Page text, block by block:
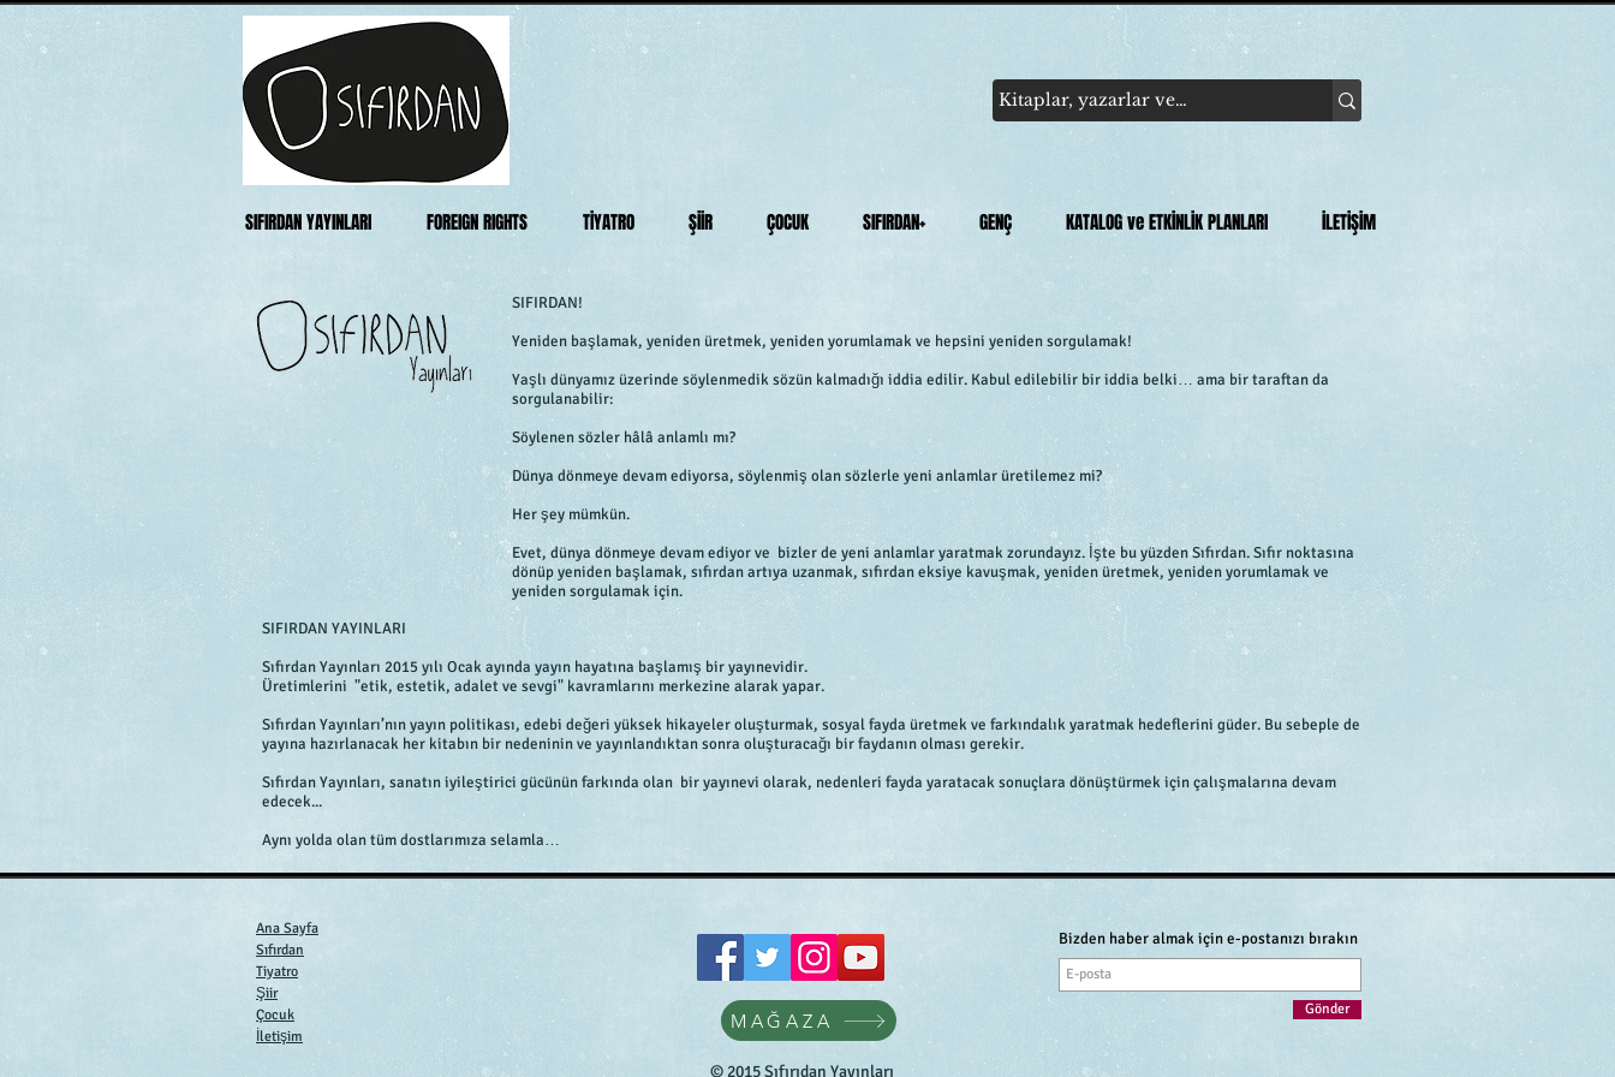
SIFIRDAN YAYINLARI FOREIGN RIGHTS TİYATRO ŞİİR ÇOCUK SIFIRDAN+ GENÇ KATALOG ve ETKİNLİK PLANLARI İLETİŞİM
SIFIRDAN!
Yeniden başlamak, yeniden üretmek, yeniden yorumlamak ve hepsini yeniden sorgulamak!
Yaşlı dünyamız üzerinde söylenmedik sözün kalmadığı iddia edilir. Kabul edilebilir bir iddia belki… ama bir taraftan da
sorgulanabilir:
Söylenen sözler hâlâ anlamlı mı?
Dünya dönmeye devam ediyorsa, söylenmiş olan sözlerle yeni anlamlar üretilemez mi?
Her şey mümkün.
Evet, dünya dönmeye devam ediyor ve bizler de yeni anlamlar yaratmak zorundayız. İşte bu yüzden Sıfırdan. Sıfır noktasına
dönüp yeniden başlamak, sıfırdan artıya uzanmak, sıfırdan eksiye kavuşmak, yeniden üretmek, yeniden yorumlamak ve
yeniden sorgulamak için.
SIFIRDAN YAYINLARI
Sıfırdan Yayınları 2015 yılı Ocak ayında yayın hayatına başlamış bir yayınevidir.
Üretimlerini "etik, estetik, adalet ve sevgi" kavramlarını merkezine alarak yapar.
Sıfırdan Yayınları’nın yayın politikası, edebi değeri yüksek hikayeler oluşturmak, sosyal fayda üretmek ve farkındalık yaratmak hedeflerini güder. Bu sebeple de
yayına hazırlanacak her kitabın bir nedeninin ve yayınlandıktan sonra oluşturacağı bir faydanın olması gerekir.
Sıfırdan Yayınları, sanatın iyileştirici gücünün farkında olan bir yayınevi olarak, nedenleri fayda yaratacak sonuçlara dönüştürmek için çalışmalarına devam
edecek...
Aynı yolda olan tüm dostlarımıza selamla…
Ana Sayfa
Sıfırdan
Tiyatro
Şiir
Çocuk
İletişim
MAĞAZA
Bizden haber almak için e-postanızı bırakın
Gönder
© 2015 Sıfırıdan Yayınları